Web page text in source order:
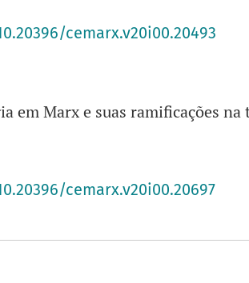
cemarx.v20i00.20493
em Marx e suas ramificações
cemarx.v20i00.20697